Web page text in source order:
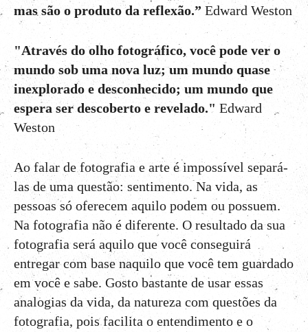
mas são o produto da reflexão.” Edward Weston
"Através do olho fotográfico, você pode ver o
mundo sob uma nova luz; um mundo quase
inexplorado e desconhecido; um mundo que
espera ser descoberto e revelado." Edward
Weston
Ao falar de fotografia e arte é impossível separá-
las de uma questão: sentimento. Na vida, as
pessoas só oferecem aquilo podem ou possuem.
Na fotografia não é diferente. O resultado da sua
fotografia será aquilo que você conseguirá
entregar com base naquilo que você tem guardado
em você e sabe. Gosto bastante de usar essas
analogias da vida, da natureza com questões da
fotografia, pois facilita o entendimento e o